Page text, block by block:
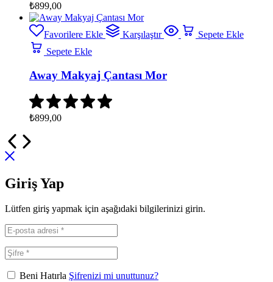
₺899,00
Favorilere Ekle Karşılaştır
Sepete Ekle
Sepete Ekle
Away Makyaj Çantası Mor
₺899,00
Giriş Yap
Lütfen giriş yapmak için aşağıdaki bilgilerinizi girin.
Beni Hatırla Şifrenizi mi unuttunuz?